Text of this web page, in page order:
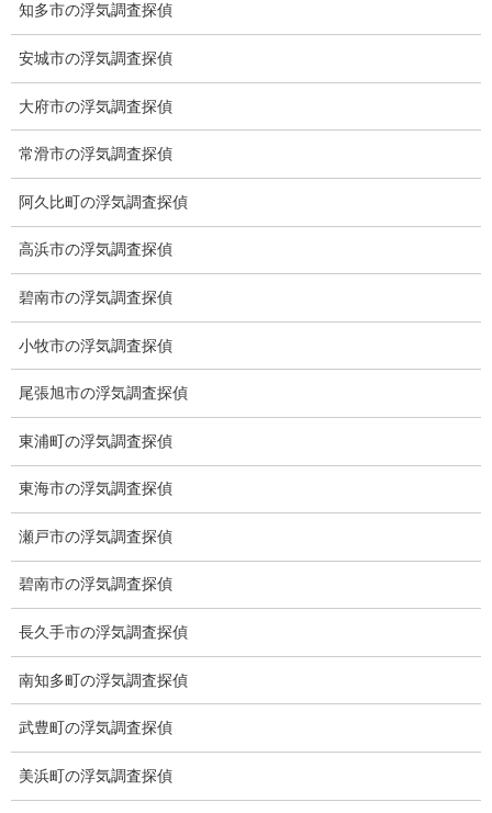
総合探偵社ミライリサーチ
愛知県名古屋市中区栄3-7ｰ4
Toshin.Sakuraビル 10F
愛知県名古屋市中区新栄2丁目41-11
ベストビル6B
愛知県公安委員会 第54250033号
【出張面談いたします】
子供のお迎え、パート、お仕事の都合などで、お時間のない方、
愛知県内でご面談場所のご要望がございましたら、お申し付けく
ださい。
知多市の浮気調査探偵
安城市の浮気調査探偵
大府市の浮気調査探偵
常滑市の浮気調査探偵
阿久比町の浮気調査探偵
高浜市の浮気調査探偵
碧南市の浮気調査探偵
小牧市の浮気調査探偵
尾張旭市の浮気調査探偵
東浦町の浮気調査探偵
東海市の浮気調査探偵
瀬戸市の浮気調査探偵
碧南市の浮気調査探偵
長久手市の浮気調査探偵
南知多町の浮気調査探偵
武豊町の浮気調査探偵
美浜町の浮気調査探偵